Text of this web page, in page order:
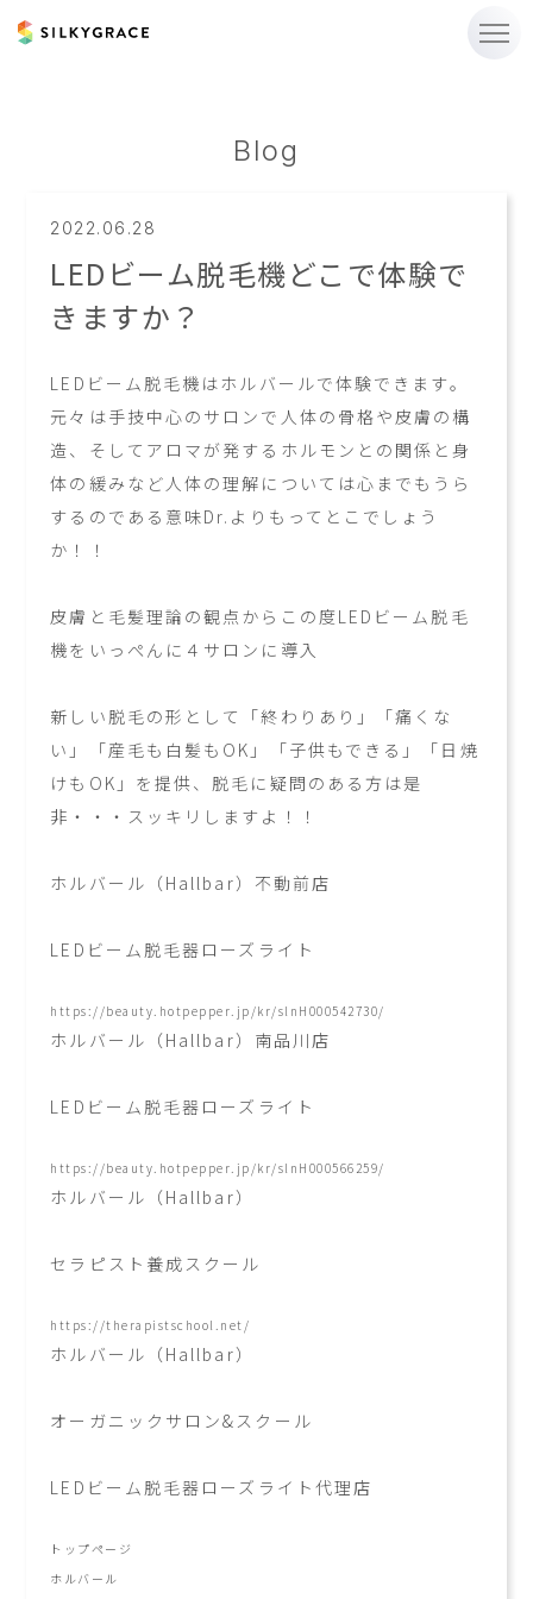
Blog
2022.06.28
LEDビーム脱毛機どこで体験で
きますか？
LEDビーム脱毛機はホルバールで体験できます。
元々は手技中心のサロンで人体の骨格や皮膚の構
造、そしてアロマが発するホルモンとの関係と身
体の緩みなど人体の理解については心までもうら
するのである意味Dr.よりもってとこでしょう
か！！
皮膚と毛髪理論の観点からこの度LEDビーム脱毛
機をいっぺんに４サロンに導入
新しい脱毛の形として「終わりあり」「痛くな
い」「産毛も白髪もOK」「子供もできる」「日焼
けもOK」を提供、脱毛に疑問のある方は是
非・・・スッキリしますよ！！
ホルバール（Hallbar）不動前店
LEDビーム脱毛器ローズライト
https://beauty.hotpepper.jp/kr/slnH000542730/
ホルバール（Hallbar）南品川店
LEDビーム脱毛器ローズライト
https://beauty.hotpepper.jp/kr/slnH000566259/
ホルバール（Hallbar）
セラピスト養成スクール
https://therapistschool.net/
ホルバール（Hallbar）
オーガニックサロン&スクール
LEDビーム脱毛器ローズライト代理店
トップページ
ホルバール